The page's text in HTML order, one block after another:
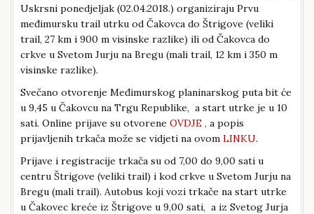
Uskrsni ponedjeljak (02.04.2018.) organiziraju Prvu
međimursku trail utrku od Čakovca do Štrigove (veliki
trail, 27 km i 900 m visinske razlike) ili od Čakovca do
crkve u Svetom Jurju na Bregu (mali trail, 12 km i 350 m
visinske razlike).
Svečano otvorenje Međimurskog planinarskog puta bit će
u 9,45 u Čakovcu na Trgu Republike, a start utrke je u 10
sati. Online prijave su otvorene OVDJE , a popis
prijavljenih trkača može se vidjeti na ovom LINKU.
Prijave i registracije trkača su od 7,00 do 9,00 sati u
centru Štrigove (veliki trail) i kod crkve u Svetom Jurju na
Bregu (mali trail). Autobus koji vozi trkače na start utrke
u Čakovec kreće iz Štrigove u 9,00 sati, a iz Svetog Jurja